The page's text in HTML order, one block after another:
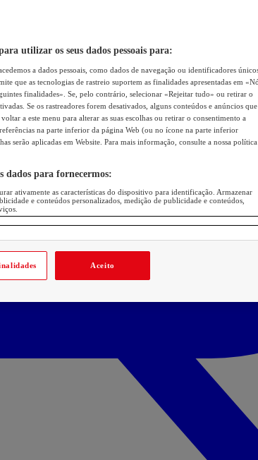
utilizar os seus dados pessoais para:
a dados pessoais, como dados de navegação ou identificadores
que as tecnologias de rastreio suportem as finalidades apresentadas em
finalidades». Se, pelo contrário, selecionar «Rejeitar tudo» ou retirar o
Se os rastreadores forem desativados, alguns conteúdos e anúncios que
a este menu para alterar as suas escolhas ou retirar o consentimento a
na parte inferior da página Web (ou no ícone na parte inferior
serão aplicadas em Website. Para mais informação, consulte a nossa política
dados para fornecermos:
ativamente as características do dispositivo para identificação. Armazenar
e conteúdos personalizados, medição de publicidade e conteúdos,
Aceito